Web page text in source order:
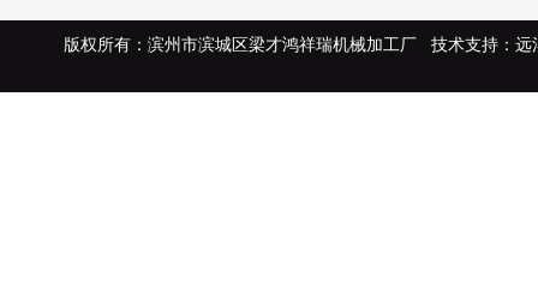
版权所有：滨州市滨城区梁才鸿祥瑞机械加工厂 技术支持：